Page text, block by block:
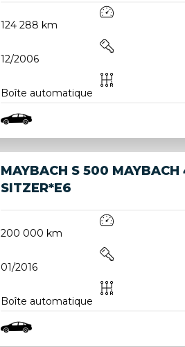
124 288 km
12/2006
Boîte automatique
MAYBACH S 500 MAYBACH
SITZER*E6
200 000 km
01/2016
Boîte automatique